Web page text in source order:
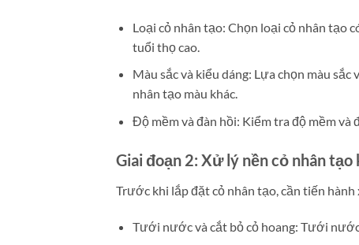
Loại cỏ nhân tạo: Chọn loại cỏ nhân tạo
tuổi thọ cao.
Màu sắc và kiểu dáng: Lựa chọn màu
nhân tạo màu khác.
Độ mềm và đàn hồi: Kiểm tra độ mềm và
Giai đoạn 2: Xử lý nền cỏ nhân tạo
Trước khi lắp đặt cỏ nhân tạo, cần tiến
Tưới nước và cắt bỏ cỏ hoang: Tưới